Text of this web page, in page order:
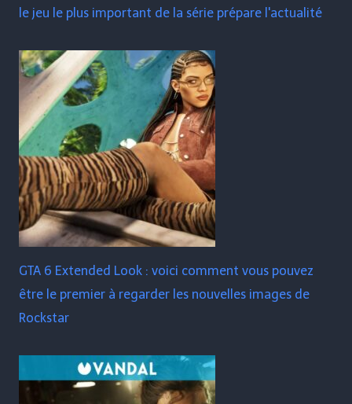
le jeu le plus important de la série prépare l'actualité
GTA 6 Extended Look : voici comment vous pouvez
être le premier à regarder les nouvelles images de
Rockstar